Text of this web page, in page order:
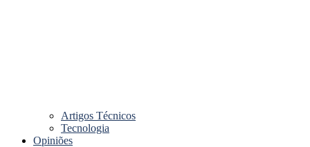
Artigos Técnicos
Tecnologia
Opiniões